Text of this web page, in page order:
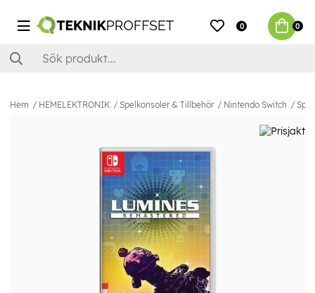
0 0
Hem HEMELEKTRONIK Spelkonsoler & Tillbehör Nintendo Switch Spel